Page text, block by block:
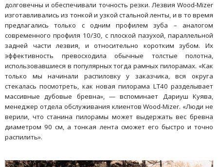
долговечны и обеспечивали точность резки. Лезвия Wood-Mizer
изготавливались из тонкой и узкой стальной ленты, и в то время
предлагались только с одним профилем зуба – аналогом
современного профиля 10/30, с плоской пазухой, параллельной
задней части лезвия, и относительно коротким зубом. Их
эффективность превосходила обычные толстые полотна,
использовавшиеся в популярных тогда рамных пилорамах. «Как
только мы начинали распиловку у заказчика, вся округа
стекалась посмотреть, как новая пилорама LT40 разделывает
массивные дубовые бревна», — вспоминает Дариуш Куява,
менеджер отдела обслуживания клиентов Wood-Mizer. «Люди не
верили, что станина пилорамы может выдержать вес бревна
диаметром 90 см, а тонкая лента сможет его быстро и точно
распилить».